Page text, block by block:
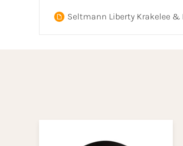
Seltmann Liberty Krakelee &